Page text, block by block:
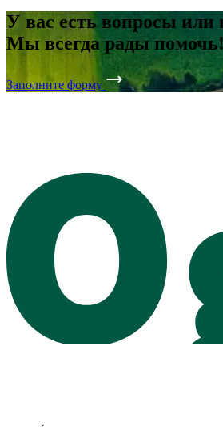
У вас есть вопросы или
Мы всегда рады помочь!
Заполните форму